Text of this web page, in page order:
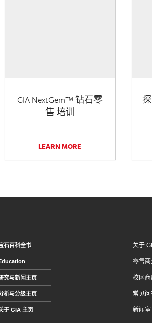
GIA NextGem™ 钻石零
售 培训
LEARN MORE
石百科全书
究与新闻主页
析与分级主页
于 GIA 主页
关于
零售
校区
常见
新闻室